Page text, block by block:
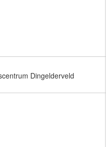
Dingelderveld